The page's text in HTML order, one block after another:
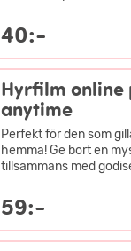
40:-
Hyrfilm online
anytime
Perfekt för den som
hemma! Ge bort en
tillsammans med
59:-